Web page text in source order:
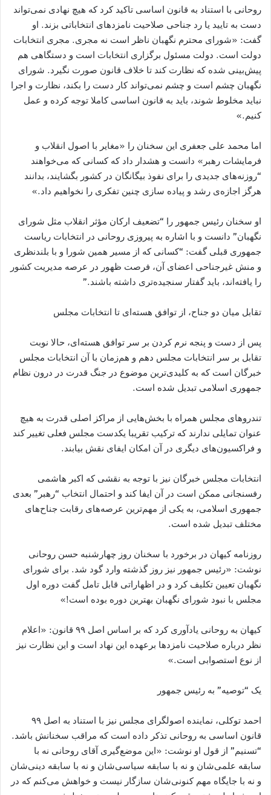
روحانی با استناد به قانون اساسی تاکید کرد که هیچ نهادی نمی‌تواند
دست به تایید یا رد جناحی صلاحیت نامزدهای انتخاباتی بزند. او
گفت: «شورای محترم نگهبان ناظر است نه مجری. مجری انتخابات
دولت است. دولت مسئول برگزاری انتخابات است و دستگاهی هم
پیش‌بینی شده که نظارت کند تا خلاف قانون صورت نگیرد. شورای
نگهبان چشم است و چشم نمی‌تواند کار دست را بکند، نظارت و اجرا
نباید مخلوط شوند، باید به قانون اساسی کاملا توجه کرده و عمل
کنیم.»
اما محمد علی جعفری این سخنان را «مغایر با اصول انقلاب و
فرمایشات رهبر» دانست و هشدار داد که کسانی که می‌خواهند
“روزنه‌های جدیدی را برای نفوذ بیگانگان در کشور بگشایند، بدانند
هرگز اجازه‌ی رشد و پیاده سازی چنین تفکری را نخواهیم داد.»
او سخنان رئیس جمهور را “تضعیف ارکان مؤثر انقلاب مثل شورای
نگهبان” دانست و با اشاره به پیروزی روحانی در انتخابات ریاست
جمهوری قبلی گفت: “کسانی که از مسیر همین شورا و با بلندنظری
و منش غیرجناحی اعضای آن، فرصت ظهور در عرصه مدیریت کشور
را یافته‌اند، باید گفتار سنجیده‌تری داشته باشند.”
تقابل میان دو جناح، از توافق هسته‌ای تا انتخابات مجلس
پس از دست و پنجه نرم کردن بر سر توافق هسته‌ای، حالا نوبت
تقابل بر سر انتخابات مجلس دهم و هم‌زمان با آن انتخابات مجلس
خبرگان است که به کلیدی‌ترین موضوع در جنگ قدرت در درون نظام
جمهوری اسلامی تبدیل شده است.
تندروهای مجلس همراه با بخش‌هایی از مراکز اصلی قدرت به هیچ
عنوان تمایلی ندارند که ترکیب تقریبا یکدست مجلس فعلی تغییر کند
و فراکسیون‌های دیگری در آن امکان ایفای نقش بیابند.
انتخابات مجلس خبرگان نیز با توجه به نقشی که اکبر هاشمی
رفسنجانی ممکن است در آن ایفا کند و احتمال انتخاب “رهبر” بعدی
جمهوری اسلامی، به یکی از مهم‌ترین عرصه‌های رقابت جناح‌های
مختلف تبدیل شده است.
روزنامه کیهان در برخورد با سخنان روز چهارشنبه حسن روحانی
نوشت: «رئیس جمهور نیز روز گذشته وارد گود شد. برای شورای
نگهبان تعیین تکلیف کرد و در اظهاراتی قابل تامل گفت دوره اول
مجلس با نبود شورای نگهبان بهترین دوره بوده است!»
کیهان به روحانی یادآوری کرد که بر اساس اصل ۹۹ قانون: «اعلام
نظر درباره صلاحیت نامزدها برعهده این نهاد است و این نظارت نیز
از نوع استصوابی است.»
یک “توصیه” به رئیس جمهور
احمد توکلی، نماینده اصولگرای مجلس نیز با استناد به اصل ۹۹
قانون اساسی به روحانی تذکر داده است که مراقب سخنانش باشد.
“تسنیم” از قول او نوشت: «این موضع‌گیری آقای روحانی نه با
سابقه علمی‌‌شان و نه با سابقه سیاسی‌شان و نه با سابقه دینی‌‌شان
و نه با جایگاه مهم کنونی‌شان سازگار نیست و خواهش می‌کنم که در